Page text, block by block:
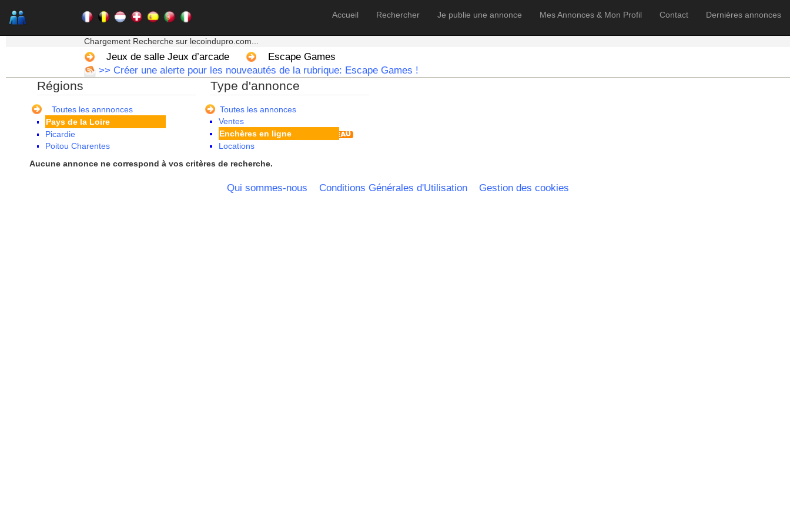
Accueil Rechercher Je publie une annonce Mes Annonces & Mon Profil Contact
Dernières annonces
Chargement Recherche sur lecoindupro.com...
Jeux de salle Jeux d’arcade
Escape Games
>> Créer une alerte pour les nouveautés de la rubrique: Escape Games !
Régions
Toutes les annnonces
Languedoc Roussillon
Lorraine
Midi Pyrenees - Espagne -
Portugal
Nord Pas de Calais - Belgique -
Pays Bas
Pays de la Loire
Picardie
Poitou Charentes
Provence Alpes Cote d'Azur -
Type d'annonce
Toutes les annonces
Ventes
Enchères en ligne
Locations
Aucune annonce ne correspond à vos critères de recherche.
Qui sommes-nous Conditions Générales d'Utilisation Gestion des cookies